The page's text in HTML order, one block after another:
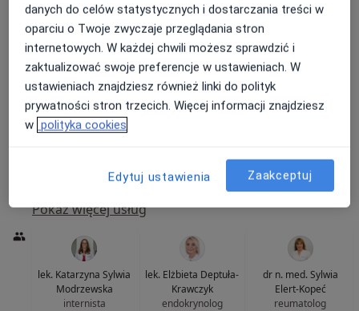
Bezpieczne płatności
OpenMed Centrum Medyczne
Interna, Urologia, Ortopedia· Więcej
4751 opinii
Medyczna 8 lok. 138 (ROKA), Parter, wejście od ul. Honorowych Dawców Krwi, Płock •Mapa
Konsultacja internistyczna
270 zł
Pokaż więcej usług
lek. Katarzyna Sylwia
Modrzewska
internista
lek. Elżbieta Deptuła-
Krawczyk
endokrynolog
dr n. med. Sylwia
Elert-Kopeć
reumatolog
danych do celów statystycznych i dostarczania treści w
oparciu o Twoje zwyczaje przeglądania stron
internetowych. W każdej chwili możesz sprawdzić i
zaktualizować swoje preferencje w ustawieniach. W
ustawieniach znajdziesz również linki do polityk
prywatności stron trzecich. Więcej informacji znajdziesz
w polityka cookies
Edytuj ustawienia Zaakceptuj